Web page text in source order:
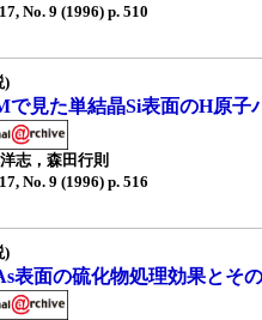
No. 9 (1996) p. 510
)
で見た単結晶Si表面のH原子
志，森田行則
No. 9 (1996) p. 516
)
表面の硫化物処理効果とそ